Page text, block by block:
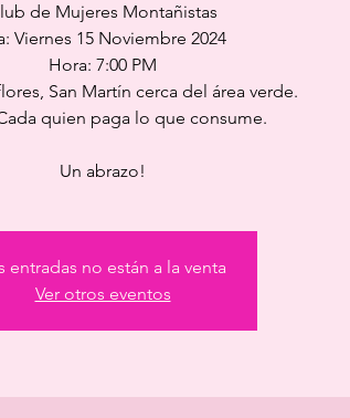
de Mujeres Montañistas
Viernes 15 Noviembre 2024
Hora: 7:00 PM
San Martín cerca del área verde.
quien paga lo que consume.
Un abrazo!
entradas no están a la venta
Ver otros eventos